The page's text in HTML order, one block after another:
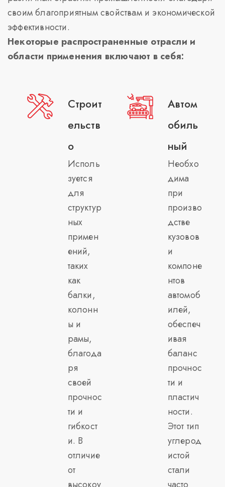
своим благоприятным свойствам и экономической
эффективности.
Некоторые распространенные отрасли и
области применения включают в себя:
Строит
ельств
о
Исполь
зуется
для
структур
ных
примен
ений,
таких
как
балки,
колонн
ы и
рамы,
благода
ря
своей
прочнос
ти и
гибкост
и. В
отличие
от
Автом
обиль
ный
Необхо
дима
при
произво
дстве
кузовов
и
компоне
нтов
автомоб
илей,
обеспеч
ивая
баланс
прочнос
ти и
пластич
ности.
Этот тип
углерод
истой
стали